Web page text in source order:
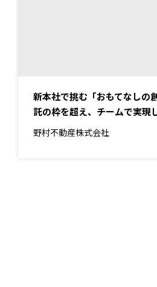
新本社で挑む「おもてなしの
託の枠を超え、チームで実現
野村不動産株式会社